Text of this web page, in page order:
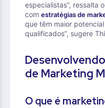
especialistas”, ressalta
com estratégias de
que têm maior
qualificados”, sugere
de Marketing
O que é